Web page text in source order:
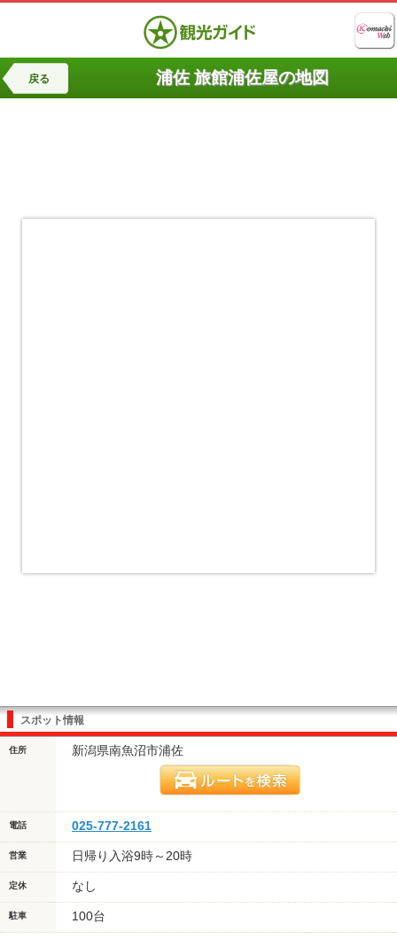
戻る 浦佐 旅館浦佐屋の地図
スポット情報
住所 新潟県南魚沼市浦佐
電話 025-777-2161
営業 日帰り入浴9時～20時
定休 なし
駐車 100台